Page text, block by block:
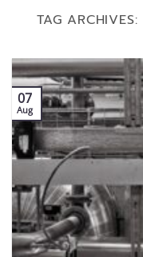
TAG ARCHIVES:
07
Aug